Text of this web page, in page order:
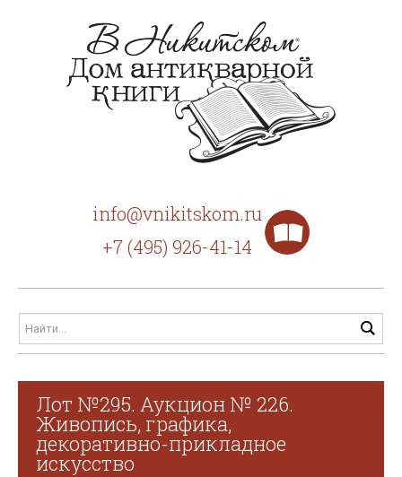
info@vnikitskom.ru
+7 (495) 926-41-14
Лот №295. Аукцион № 226.
Живопись, графика,
декоративно-прикладное
искусство